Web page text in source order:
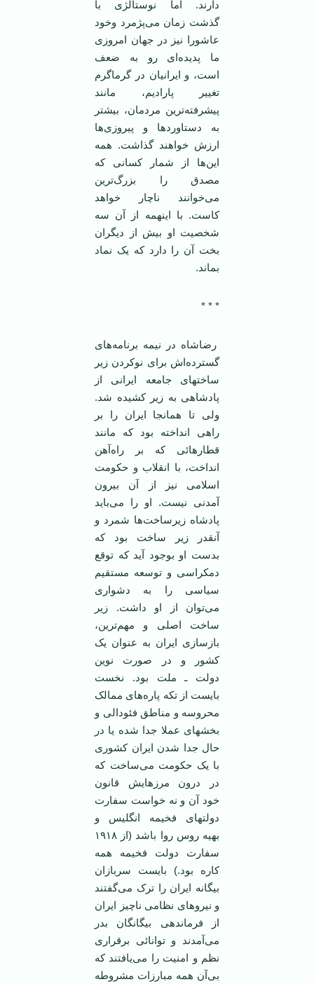
دارند. اما نوستالژی با
گذشت زمان می‌پژمرد وخود
عاشورا نیز در جهان امروزی
ما پدیده‌ای رو به ضعف
است، و ایرانیان در گرماگرم
تغییر پارادیم، مانند
پیشرفته‌ترین مردمان، بیشتر
به دستاورد‌ها و پیروزی‌ها
ارزش خواهند گذاشت. همه
این‌ها از شمار کسانی که
مصدق را بزرگ‌ترین
می‌خوانند ناچار خواهد
کاست. با اینهمه از آن سه
شخصیت او بیش از دیگران
بخت آن را دارد که یک نماد
بماند.
* * *
رضاشاه در نیمه برنامه‌های
گسترده‌اش برای نوکردن زیر
ساختهای جامعه ایرانی از
پادشاهی به زیر کشیده شد.
ولی تا همانجا ایران را بر
راهی انداخته بود که مانند
قطار‌هائی که بر راه‌آهن
انداخت، با انقلاب و حکومت
اسلامی نیز از آن بیرون
آمدنی نیست. او را می‌باید
پادشاه زیرساخت‌ها شمرد و
آنقدر زیر ساخت بود که
بدست او بوجود آید که توقع
دمکراسی و توسعه مستقیم
سیاسی را به دشواری
می‌توان از او داشت. زیر
ساخت اصلی و مهم‌ترین،
بازسازی ایران به عنوان یک
کشور و در صورت نوین
دولت ـ ملت بود. نخست
بایست از تکه پاره‌های ممالک
محروسه و مناطق فئودالی و
بخشهای عملا جدا شده یا در
حال جدا شدن ایران کشوری
با یک حکومت می‌ساخت که
در درون مرز‌هایش قانون
خود آن و نه خواست سفارت
دولتهای فخیمه انگلیس و
بهیه روس روا باشد (از ۱۹۱۸
سفارت دولت فخیمه همه
کاره بود.) بایست سربازان
بیگانه ایران را ترک می‌گفتند
و نیروهای نظامی ناچیز ایران
از فرماندهی بیگانگان بدر
می‌آمدند و توانائی برقراری
نظم و امنیت را می‌یافتند که
بی‌آن همه مبارزات مشروطه